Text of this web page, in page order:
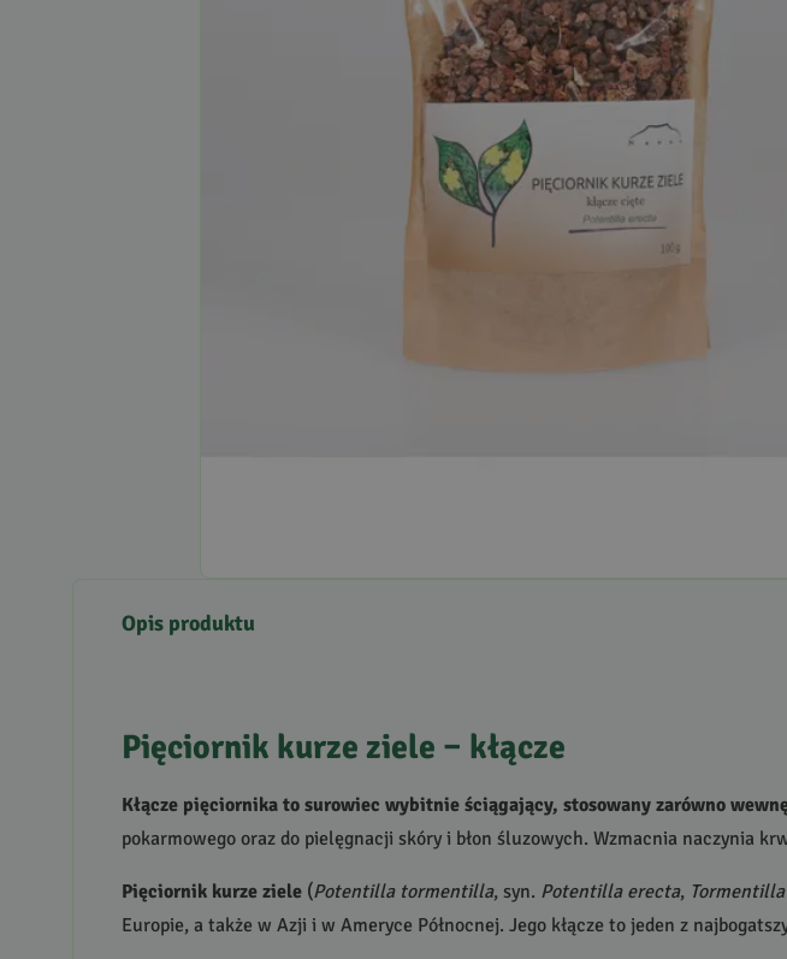
Opis produktu
Pięciornik kurze ziele – kłącze
Kłącze pięciornika to surowiec wybitnie ściągający, stosowany zarówno
pokarmowego oraz do pielęgnacji skóry i błon śluzowych. Wzmacnia naczynia
Pięciornik kurze ziele (Potentilla tormentilla, syn. Potentilla erecta,
Europie, a także w Azji i w Ameryce Północnej. Jego kłącze to jeden z